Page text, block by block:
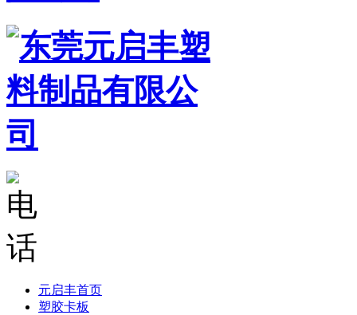
元启丰首页
塑胶卡板